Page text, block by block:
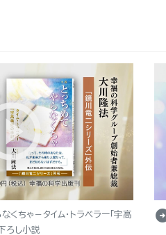
くちゃ－タイム・トラベラー「宇高
ろし小説